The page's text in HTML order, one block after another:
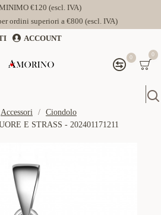
€120 (escl. IVA)
ordini superiori a €800 (escl. IVA)
ACCOUNT
0 0
Accessori
Ciondolo
E STRASS - 202401171211